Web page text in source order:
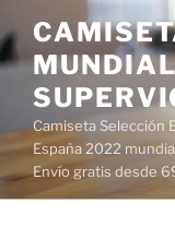
al
contenido
Camiseta Selección
España 2022
Envío gratis desde